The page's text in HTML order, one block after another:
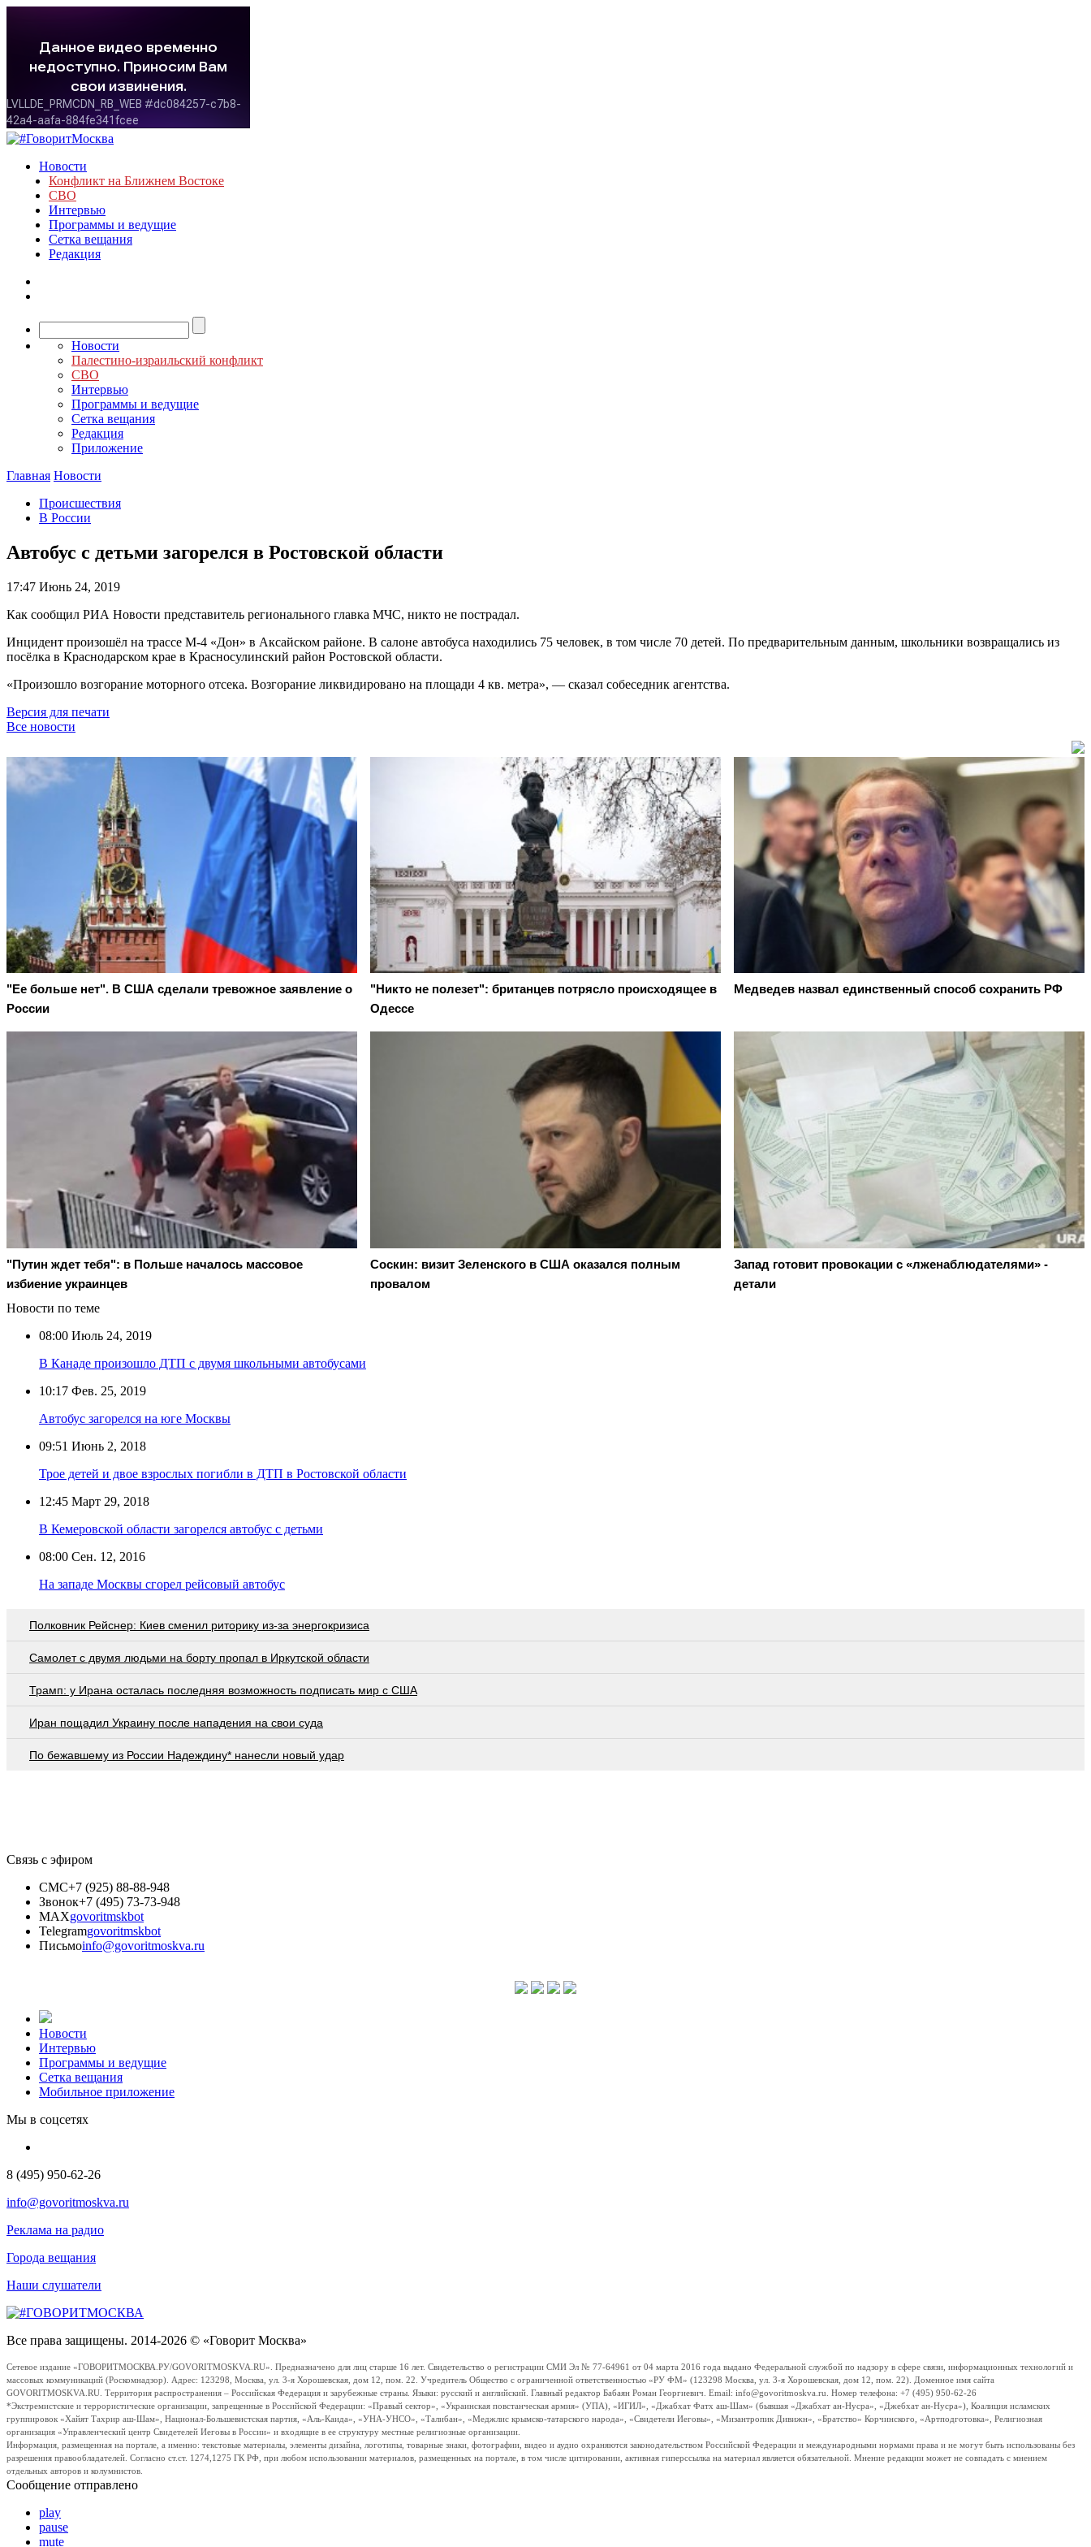
Новости
Конфликт на Ближнем Востоке
СВО
Интервью
Программы и ведущие
Сетка вещания
Редакция
Новости
Палестино-израильский конфликт
СВО
Интервью
Программы и ведущие
Сетка вещания
Редакция
Приложение
Главная Новости
Происшествия
В России
Автобус с детьми загорелся в Ростовской области
17:47 Июнь 24, 2019
Как сообщил РИА Новости представитель регионального главка МЧС, никто не пострадал.
Инцидент произошёл на трассе М-4 «Дон» в Аксайском районе. В салоне автобуса находились 75 человек, в том числе 70 детей. По предварительным данным, школьники возвращались из
посёлка в Краснодарском крае в Красносулинский район Ростовской области.
«Произошло возгорание моторного отсека. Возгорание ликвидировано на площади 4 кв. метра», — сказал собеседник агентства.
Версия для печати
Все новости
"Ее больше нет". В США сделали тревожное заявление о
России
"Никто не полезет": британцев потрясло происходящее в
Одессе
Медведев назвал единственный способ сохранить РФ
"Путин ждет тебя": в Польше началось массовое
избиение украинцев
Соскин: визит Зеленского в США оказался полным
провалом
Запад готовит провокации с «лженаблюдателями» -
детали
Новости по теме
08:00 Июль 24, 2019
В Канаде произошло ДТП с двумя школьными автобусами
10:17 Фев. 25, 2019
Автобус загорелся на юге Москвы
09:51 Июнь 2, 2018
Трое детей и двое взрослых погибли в ДТП в Ростовской области
12:45 Март 29, 2018
В Кемеровской области загорелся автобус с детьми
08:00 Сен. 12, 2016
На западе Москвы сгорел рейсовый автобус
Полковник Рейснер: Киев сменил риторику из-за энергокризиса
Самолет с двумя людьми на борту пропал в Иркутской области
Трамп: у Ирана осталась последняя возможность подписать мир с США
Иран пощадил Украину после нападения на свои суда
По бежавшему из России Надеждину* нанесли новый удар
Связь с эфиром
СМС+7 (925) 88-88-948
Звонок+7 (495) 73-73-948
MAXgovoritmskbot
Telegramgovoritmskbot
Письмоinfo@govoritmoskva.ru
Новости
Интервью
Программы и ведущие
Сетка вещания
Мобильное приложение
Мы в соцсетях
8 (495) 950-62-26
info@govoritmoskva.ru
Реклама на радио
Города вещания
Наши слушатели
Все права защищены. 2014-2026 © «Говорит Москва»
Сетевое издание «ГОВОРИТМОСКВА.РУ/GOVORITMOSKVA.RU». Предназначено для лиц старше 16 лет. Свидетельство о регистрации СМИ Эл № 77-64961 от 04 марта 2016 года выдано Федеральной службой по надзору в сфере связи, информационных технологий и
массовых коммуникаций (Роскомнадзор). Адрес: 123298, Москва, ул. 3-я Хорошевская, дом 12, пом. 22. Учредитель Общество с ограниченной ответственностью «РУ ФМ» (123298 Москва, ул. 3-я Хорошевская, дом 12, пом. 22). Доменное имя сайта
GOVORITMOSKVA.RU. Территория распространения – Российская Федерация и зарубежные страны. Языки: русский и английский. Главный редактор Бабаян Роман Георгиевич. Email: info@govoritmoskva.ru. Номер телефона: +7 (495) 950-62-26
*Экстремистские и террористические организации, запрещенные в Российской Федерации: «Правый сектор», «Украинская повстанческая армия» (УПА), «ИГИЛ», «Джабхат Фатх аш-Шам» (бывшая «Джабхат ан-Нусра», «Джебхат ан-Нусра»), Коалиция исламских
группировок «Хайят Тахрир аш-Шам», Национал-Большевистская партия, «Аль-Каида», «УНА-УНСО», «Талибан», «Меджлис крымско-татарского народа», «Свидетели Иеговы», «Мизантропик Дивижн», «Братство» Корчинского, «Артподготовка», Религиозная
организация «Управленческий центр Свидетелей Иеговы в России» и входящие в ее структуру местные религиозные организации.
Информация, размещенная на портале, а именно: текстовые материалы, элементы дизайна, логотипы, товарные знаки, фотографии, видео и аудио охраняются законодательством Российской Федерации и международными нормами права и не могут быть использованы без
разрешения правообладателей. Согласно ст.ст. 1274,1275 ГК РФ, при любом использовании материалов, размещенных на портале, в том числе цитировании, активная гиперссылка на материал является обязательной. Мнение редакции может не совпадать с мнением
отдельных авторов и колумнистов.
Сообщение отправлено
play
pause
mute